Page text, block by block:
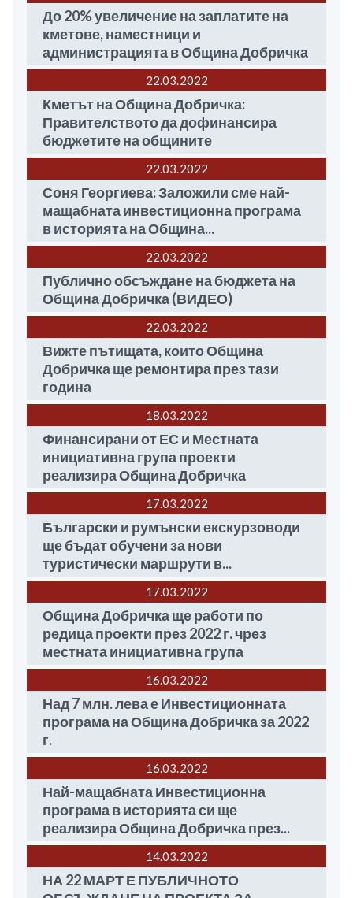
До 20% увеличение на заплатите на
кметове, наместници и
администрацията в Община Добричка
22.03 2022
Кметът на Община Добричка:
Правителството да дофинансира
бюджетите на общините
22.03 2022
Соня Георгиева: Заложили сме най-
мащабната инвестиционна програма
в историята на Община...
22.03 2022
Публично обсъждане на бюджета на
Община Добричка (ВИДЕО)
22.03 2022
Вижте пътищата, които Община
Добричка ще ремонтира през тази
година
18.03 2022
Финансирани от ЕС и Местната
инициативна група проекти
реализира Община Добричка
17.03 2022
Български и румънски екскурзоводи
ще бъдат обучени за нови
туристически маршрути в...
17.03 2022
Община Добричка ще работи по
редица проекти през 2022 г. чрез
местната инициативна група
16.03 2022
Над 7 млн. лева е Инвестиционната
програма на Община Добричка за 2022
г.
16.03 2022
Най-мащабната Инвестиционна
програма в историята си ще
реализира Община Добричка през...
14.03 2022
НА 22 МАРТ Е ПУБЛИЧНОТО